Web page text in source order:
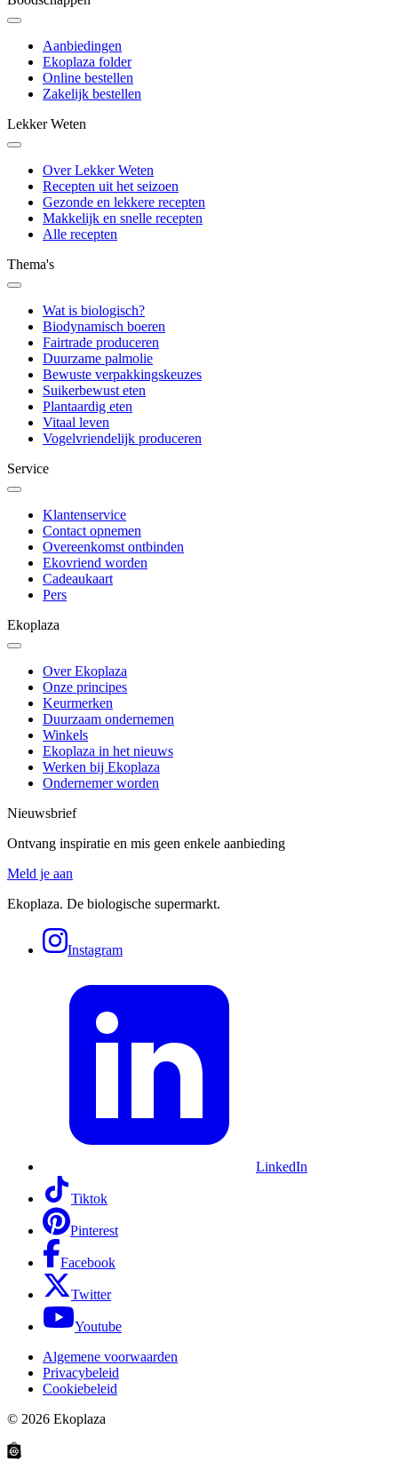
Aanbiedingen
Ekoplaza folder
Online bestellen
Zakelijk bestellen
Lekker Weten
Over Lekker Weten
Recepten uit het seizoen
Gezonde en lekkere recepten
Makkelijk en snelle recepten
Alle recepten
Thema's
Wat is biologisch?
Biodynamisch boeren
Fairtrade produceren
Duurzame palmolie
Bewuste verpakkingskeuzes
Suikerbewust eten
Plantaardig eten
Vitaal leven
Vogelvriendelijk produceren
Service
Klantenservice
Contact opnemen
Overeenkomst ontbinden
Ekovriend worden
Cadeaukaart
Pers
Ekoplaza
Over Ekoplaza
Onze principes
Keurmerken
Duurzaam ondernemen
Winkels
Ekoplaza in het nieuws
Werken bij Ekoplaza
Ondernemer worden
Nieuwsbrief
Ontvang inspiratie en mis geen enkele aanbieding
Meld je aan
Ekoplaza. De biologische supermarkt.
Instagram
LinkedIn
Tiktok
Pinterest
Facebook
Twitter
Youtube
Algemene voorwaarden
Privacybeleid
Cookiebeleid
© 2026 Ekoplaza